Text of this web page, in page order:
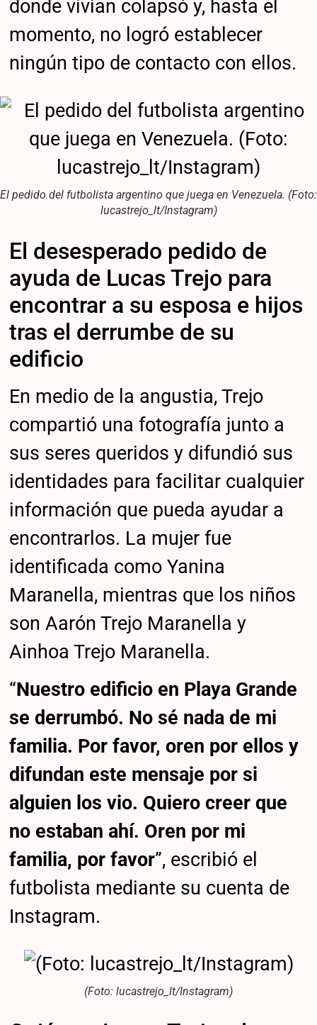
donde vivían colapsó y, hasta el
momento, no logró establecer
ningún tipo de contacto con ellos.
El pedido del futbolista argentino que juega en Venezuela. (Foto:
lucastrejo_lt/Instagram)
El desesperado pedido de
ayuda de Lucas Trejo para
encontrar a su esposa e hijos
tras el derrumbe de su
edificio
En medio de la angustia, Trejo
compartió una fotografía junto a
sus seres queridos y difundió sus
identidades para facilitar cualquier
información que pueda ayudar a
encontrarlos. La mujer fue
identificada como Yanina
Maranella, mientras que los niños
son Aarón Trejo Maranella y
Ainhoa Trejo Maranella.
“Nuestro edificio en Playa Grande
se derrumbó. No sé nada de mi
familia. Por favor, oren por ellos y
difundan este mensaje por si
alguien los vio. Quiero creer que
no estaban ahí. Oren por mi
familia, por favor”, escribió el
futbolista mediante su cuenta de
Instagram.
(Foto: lucastrejo_lt/Instagram)